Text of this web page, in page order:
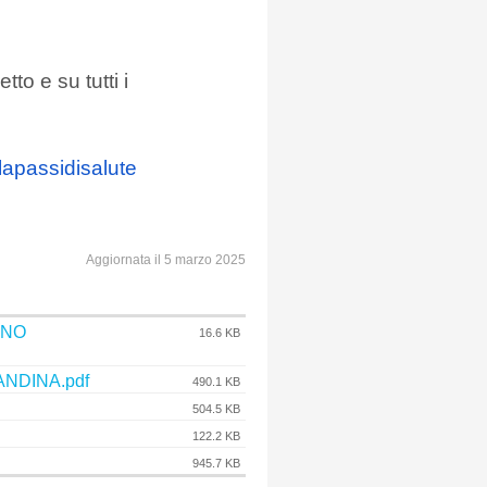
e su tutti i
ute
Aggiornata il 5 marzo 2025
16.6 KB
490.1 KB
504.5 KB
122.2 KB
945.7 KB